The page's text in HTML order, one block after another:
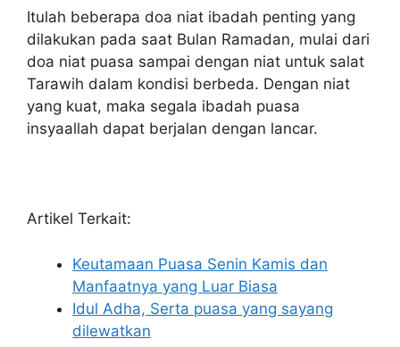
Itulah beberapa doa niat ibadah penting yang
dilakukan pada saat Bulan Ramadan, mulai dari
doa niat puasa sampai dengan niat untuk salat
Tarawih dalam kondisi berbeda. Dengan niat
yang kuat, maka segala ibadah puasa
insyaallah dapat berjalan dengan lancar.
Artikel Terkait:
Keutamaan Puasa Senin Kamis dan
Manfaatnya yang Luar Biasa
Idul Adha, Serta puasa yang sayang
dilewatkan